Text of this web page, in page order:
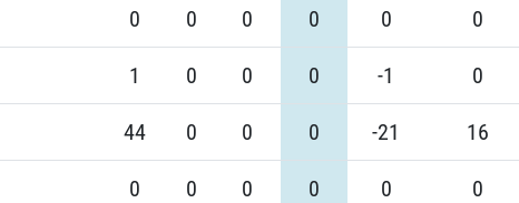
0 0 0 0 0 0
1 0 0 0 -1 0
44 0 0 0 -21 16
0 0 0 0 0 0